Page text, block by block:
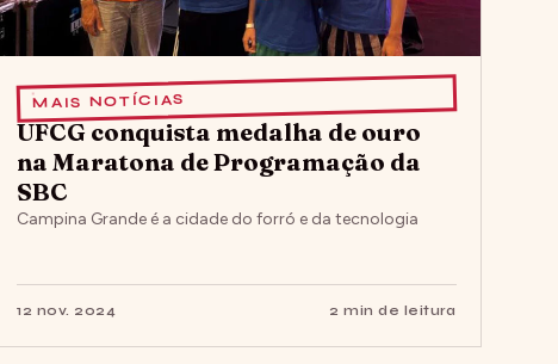
MAIS NOTÍCIAS
UFCG conquista medalha de ouro
na Maratona de Programação da
SBC
Campina Grande é a cidade do forró e da tecnologia
12 nov. 2024 2 min de leitura